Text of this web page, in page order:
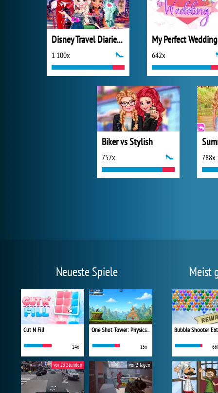
Disney Travel Diaries: City Break
1 100x
My Perfect Wedding
642x
Biker vs Stylish
757x 788x
Neueste Spiele
Cut N Fill
14x
One Shot Tower: Physics Destroyer
15x
vor 23 Stunden vor 2 Tagen
Meist
Bubble Shooter